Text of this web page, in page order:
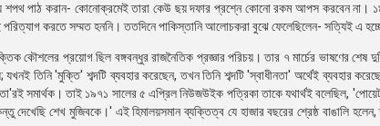
পাঠ করান- কোনোক্রমেই তারা কেউ ছয় দফার প্রশ্নে কোনো রকম আপস করবেন না।
করতে সম্মত হননি। ততদিনে পাকিস্তানি আলোচকরা বুঝে ফেলেছিলেন- সত্যিই এ
কৌশলের প্রয়োগ ছিল বঙ্গবন্ধুর রাজনৈতিক প্রজ্ঞার পরিচয়। তার ৭ মার্চের ভাষণের শেষ
তিনি 'মুক্তি' শব্দটি ব্যবহার করেছেন, তখন তিনি শব্দটি 'স্বাধীনতা' অর্থেই ব্যবহার
সমার্থক। তাই ১৯৭১ সালের ৫ এপ্রিল নিউজউইক পত্রিকা তাকে যথার্থই বলেছিল,
দেখেছি শেখ মুজিবকে।' এই হিমালয়সমান ব্যক্তিত্ব যে হাজার বছরের শ্রেষ্ঠ বাঙালি